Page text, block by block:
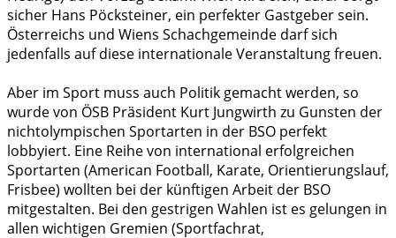
sicher Hans Pöcksteiner, ein perfekter Gastgeber sein.
Österreichs und Wiens Schachgemeinde darf sich
jedenfalls auf diese internationale Veranstaltung freuen.
Aber im Sport muss auch Politik gemacht werden, so
wurde von ÖSB Präsident Kurt Jungwirth zu Gunsten der
nichtolympischen Sportarten in der BSO perfekt
lobbyiert. Eine Reihe von international erfolgreichen
Sportarten (American Football, Karate, Orientierungslauf,
Frisbee) wollten bei der künftigen Arbeit der BSO
mitgestalten. Bei den gestrigen Wahlen ist es gelungen in
allen wichtigen Gremien (Sportfachrat,